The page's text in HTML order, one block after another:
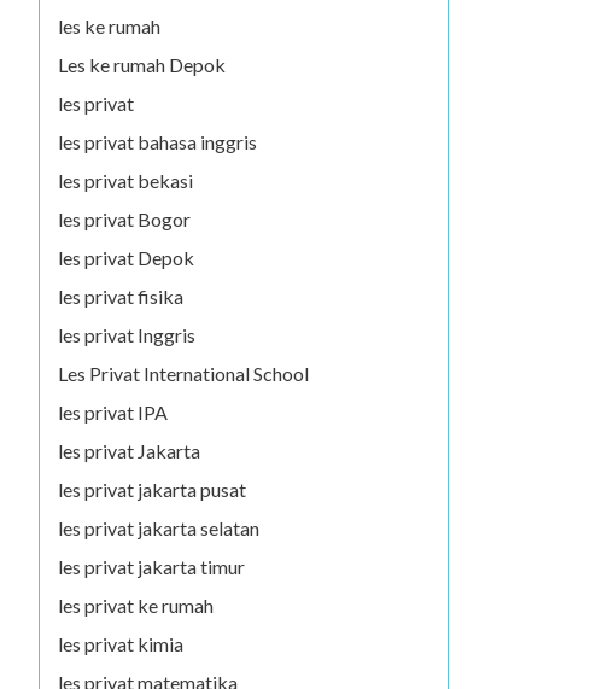
les ke rumah
Les ke rumah Depok
les privat
les privat bahasa inggris
les privat bekasi
les privat Bogor
les privat Depok
les privat fisika
les privat Inggris
Les Privat International School
les privat IPA
les privat Jakarta
les privat jakarta pusat
les privat jakarta selatan
les privat jakarta timur
les privat ke rumah
les privat kimia
les privat matematika